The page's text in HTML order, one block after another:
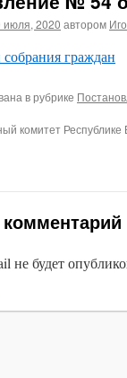
июля, 2020 автором
граждан
в рубрике
комитет
не будет